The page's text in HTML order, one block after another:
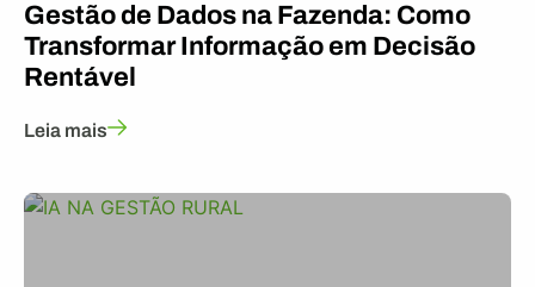
Gestão de Dados na Fazenda: Como
Transformar Informação em Decisão
Rentável
Leia mais